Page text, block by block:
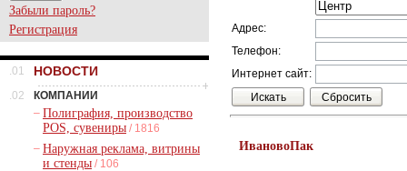
Забыли пароль?
Регистрация
.01 НОВОСТИ
.02
КОМПАНИИ
– Полиграфия, производство
POS, сувениры / 1816
– Наружная реклама, витрины
и стенды / 106
Адрес:
Телефон:
Интернет сайт:
ИвановоПак